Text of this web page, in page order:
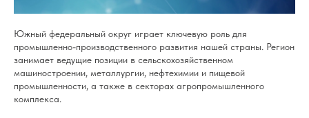
Южный федеральный округ играет ключевую роль для
промышленно-производственного развития нашей страны. Регион
занимает ведущие позиции в сельскохозяйственном
машиностроении, металлургии, нефтехимии и пищевой
промышленности, а также в секторах агропромышленного
комплекса.